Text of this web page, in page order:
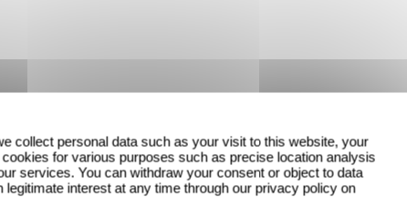
collect personal data such as your visit to this website, your
for various purposes such as precise location analysis
services. You can withdraw your consent or object to data
legitimate interest at any time through our privacy policy on